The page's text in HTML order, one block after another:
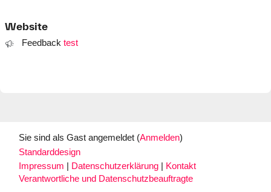
Website
Feedback test
Sie sind als Gast angemeldet (Anmelden)
Standarddesign
Impressum
Datenschutzerklärung
Kontakt
Verantwortliche und Datenschutzbeauftragte